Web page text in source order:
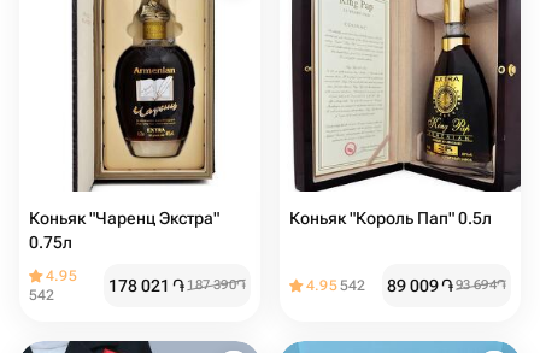
Коньяк "Чаренц Экстра"
0.75л
4.95
542
178 021 ֏ 187 390֏
Коньяк "Король Пап" 0.5л
4.95542 89 009֏93 694֏